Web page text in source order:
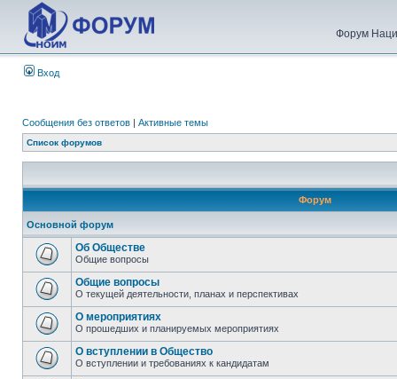
Форум
Вход
Сообщения без ответов | Активные темы
Список форумов
Форум
Основной форум
Об Обществе
Общие вопросы
Общие вопросы
О текущей деятельности, планах и перспективах
О мероприятиях
О прошедших и планируемых мероприятиях
О вступлении в Общество
О вступлении и требованиях к кандидатам